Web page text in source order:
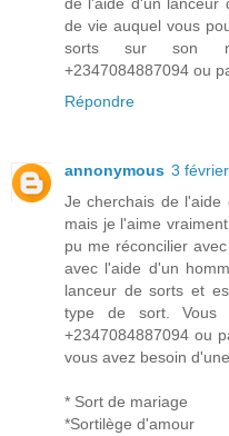
de l'aide d'un lanceur
de vie auquel vous
sorts sur son
+2347084887094 ou
Répondre
annonymous 3
Je cherchais de
mais je l'aime
pu me réconcilier
avec l'aide d'un
lanceur de sorts et
type de sort. Vous
+2347084887094 ou
vous avez besoin
* Sort de mariage
*Sortilège d'amour